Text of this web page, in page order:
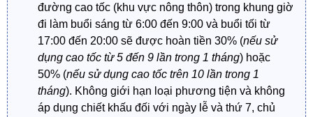
đường cao tốc (khu vực nông thôn) trong khung giờ
đi làm buổi sáng từ 6:00 đến 9:00 và buổi tối từ
17:00 đến 20:00 sẽ được hoàn tiền 30% (nếu sử
dụng cao tốc từ 5 đến 9 lần trong 1 tháng) hoặc
50% (nếu sử dụng cao tốc trên 10 lần trong 1
tháng). Không giới hạn loại phương tiện và không
áp dụng chiết khấu đối với ngày lễ và thứ 7, chủ